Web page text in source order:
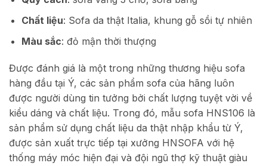
Chất liệu: Sofa da thật Italia, khung gỗ sồi tự nhiên
Màu sắc: đỏ mận thời thượng
Được đánh giá là một trong những thương hiệu sofa
hàng đầu tại Ý, các sản phẩm sofa của hãng luôn
được người dùng tin tưởng bởi chất lượng tuyệt vời về
kiểu dáng và chất liệu. Trong đó, mẫu sofa HNS106 là
sản phẩm sử dụng chất liệu da thật nhập khẩu từ Ý,
được sản xuất trực tiếp tại xưởng HNSOFA với hệ
thống máy móc hiện đại và đội ngũ thợ kỹ thuật giàu